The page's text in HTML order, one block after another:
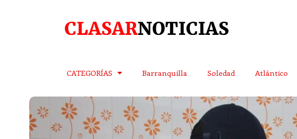
CATEGORÍAS Barranquilla Soledad Atlántico